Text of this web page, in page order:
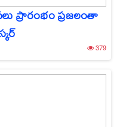
ప్రారంభం ప్రజలంతా
379